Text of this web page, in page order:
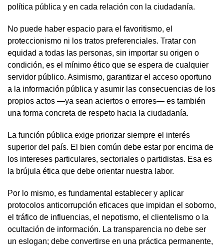
política pública y en cada relación con la ciudadanía.
No puede haber espacio para el favoritismo, el
proteccionismo ni los tratos preferenciales. Tratar con
equidad a todas las personas, sin importar su origen o
condición, es el mínimo ético que se espera de cualquier
servidor público. Asimismo, garantizar el acceso oportuno
a la información pública y asumir las consecuencias de los
propios actos —ya sean aciertos o errores— es también
una forma concreta de respeto hacia la ciudadanía.
La función pública exige priorizar siempre el interés
superior del país. El bien común debe estar por encima de
los intereses particulares, sectoriales o partidistas. Esa es
la brújula ética que debe orientar nuestra labor.
Por lo mismo, es fundamental establecer y aplicar
protocolos anticorrupción eficaces que impidan el soborno,
el tráfico de influencias, el nepotismo, el clientelismo o la
ocultación de información. La transparencia no debe ser
un eslogan; debe convertirse en una práctica permanente,